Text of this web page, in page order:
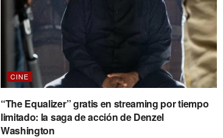
CINE
“The Equalizer” gratis en streaming por tiempo
limitado: la saga de acción de Denzel
Washington